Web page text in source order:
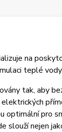
na
teplé
tak, aby
optimální pro
slouží nejen